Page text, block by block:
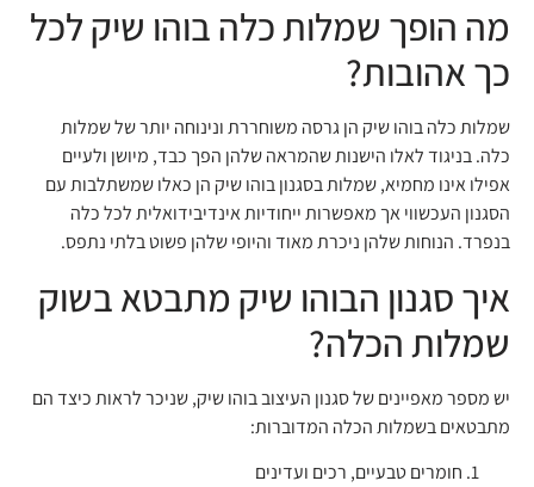
מה הופך שמלות כלה בוהו שיק לכל
כך אהובות?
שמלות כלה בוהו שיק הן גרסה משוחררת ונינוחה יותר של שמלות
כלה. בניגוד לאלו הישנות שהמראה שלהן הפך כבד, מיושן ולעיים
אפילו אינו מחמיא, שמלות בסגנון בוהו שיק הן כאלו שמשתלבות עם
הסגנון העכשווי אך מאפשרות ייחודיות אינדיבידואלית לכל כלה
בנפרד. הנוחות שלהן ניכרת מאוד והיופי שלהן פשוט בלתי נתפס.
איך סגנון הבוהו שיק מתבטא בשוק
שמלות הכלה?
יש מספר מאפיינים של סגנון העיצוב בוהו שיק, שניכר לראות כיצד הם
מתבטאים בשמלות הכלה המדוברות:
חומרים טבעיים, רכים ועדינים